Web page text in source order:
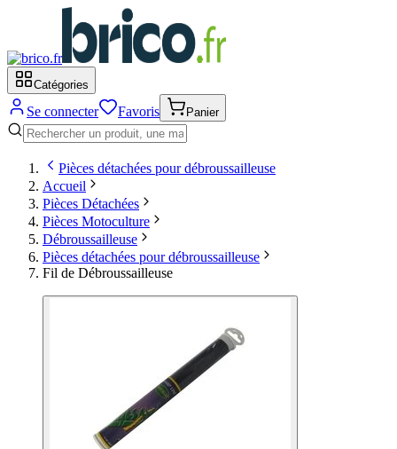
Catégories
Se connecter Favoris Panier
Pièces détachées pour débroussailleuse
Accueil
Pièces Détachées
Pièces Motoculture
Débroussailleuse
Pièces détachées pour débroussailleuse
Fil de Débroussailleuse